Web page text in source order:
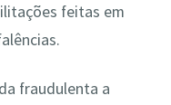
feitas em
fraudulenta a